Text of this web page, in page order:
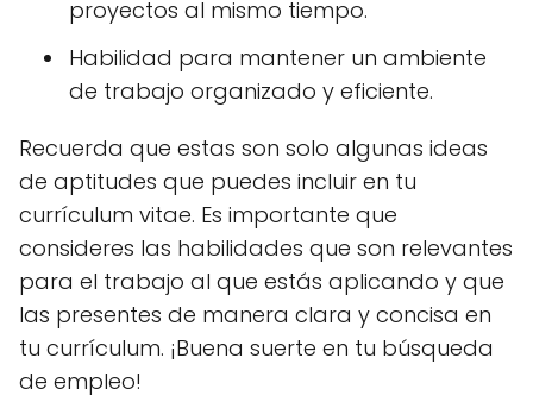
proyectos al mismo tiempo.
Habilidad para mantener un ambiente
de trabajo organizado y eficiente.
Recuerda que estas son solo algunas ideas
de aptitudes que puedes incluir en tu
currículum vitae. Es importante que
consideres las habilidades que son relevantes
para el trabajo al que estás aplicando y que
las presentes de manera clara y concisa en
tu currículum. ¡Buena suerte en tu búsqueda
de empleo!